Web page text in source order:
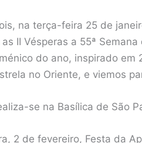
na terça-feira 25 de
II Vésperas a 55ª
do ano, inspirado em
no Oriente, e viemos
se na Basílica de São
2 de fevereiro, Festa da